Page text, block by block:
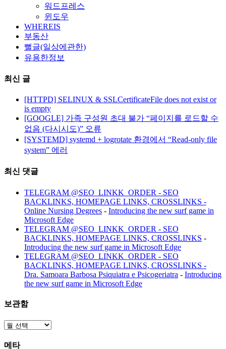
워드프레스
윈도우
WHEREIS
부동산
뻘글(일상에관한)
유용한정보
최신 글
[HTTPD] SELINUX & SSLCertificateFile does not exist or
is empty
[GOOGLE] 가족 구성원 초대 불가 “페이지를 로드할 수
없음 (다시시도)” 오류
[SYSTEMD] systemd + logrotate 환경에서 “Read-only file
system” 에러
최신 댓글
TELEGRAM @SEO_LINKK_ORDER - SEO
BACKLINKS, HOMEPAGE LINKS, CROSSLINKS -
Online Nursing Degrees - Introducing the new surf game in
Microsoft Edge
TELEGRAM @SEO_LINKK_ORDER - SEO
BACKLINKS, HOMEPAGE LINKS, CROSSLINKS -
Introducing the new surf game in Microsoft Edge
TELEGRAM @SEO_LINKK_ORDER - SEO
BACKLINKS, HOMEPAGE LINKS, CROSSLINKS -
Dra. Samoara Barbosa Psiquiatra e Psicogeriatra - Introducing
the new surf game in Microsoft Edge
보관함
보
함
메타